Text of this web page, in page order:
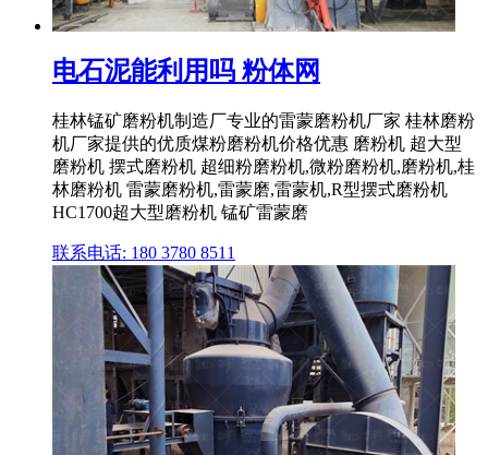
电石泥能利用吗 粉体网
桂林锰矿磨粉机制造厂专业的雷蒙磨粉机厂家 桂林磨粉
机厂家提供的优质煤粉磨粉机价格优惠 磨粉机 超大型
磨粉机 摆式磨粉机 超细粉磨粉机,微粉磨粉机,磨粉机,桂
林磨粉机 雷蒙磨粉机,雷蒙磨,雷蒙机,R型摆式磨粉机
HC1700超大型磨粉机 锰矿雷蒙磨
联系电话: 180 3780 8511